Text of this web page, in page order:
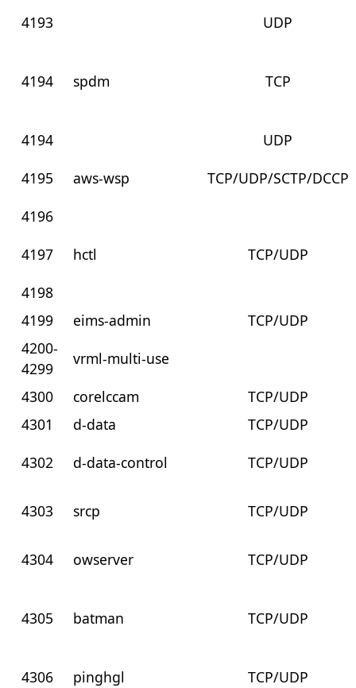
4193
UDP
4194 spdm TCP
4194
UDP
4195
aws-wsp
TCP/UDP/SCTP/DCCP
4196
4197
hctl
TCP/UDP
4198
4199
eims-admin
TCP/UDP
4200-
4299
vrml-multi-use
4300
corelccam
TCP/UDP
4301
d-data
TCP/UDP
4302
d-data-control TCP/UDP
4303 srcp TCP/UDP
4304 owserver TCP/UDP
4305 batman TCP/UDP
4306 pinghgl TCP/UDP